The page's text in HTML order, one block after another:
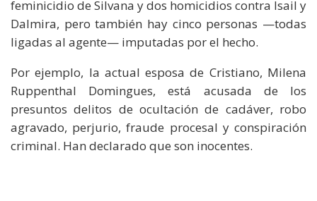
feminicidio de Silvana y dos homicidios contra Isail y
Dalmira, pero también hay cinco personas —todas
ligadas al agente— imputadas por el hecho.
Por ejemplo, la actual esposa de Cristiano, Milena
Ruppenthal Domingues, está acusada de los
presuntos delitos de ocultación de cadáver, robo
agravado, perjurio, fraude procesal y conspiración
criminal. Han declarado que son inocentes.